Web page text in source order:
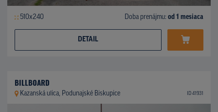
510x240 Doba prenájmu: od 1 mesiaca
DETAIL
BILLBOARD
Kazanská ulica, Podunajské Biskupice ID 41931